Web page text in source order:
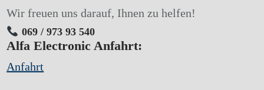
Wir freuen uns darauf, Ihnen zu helfen!
069 / 973 93 540
Alfa Electronic Anfahrt:
Anfahrt